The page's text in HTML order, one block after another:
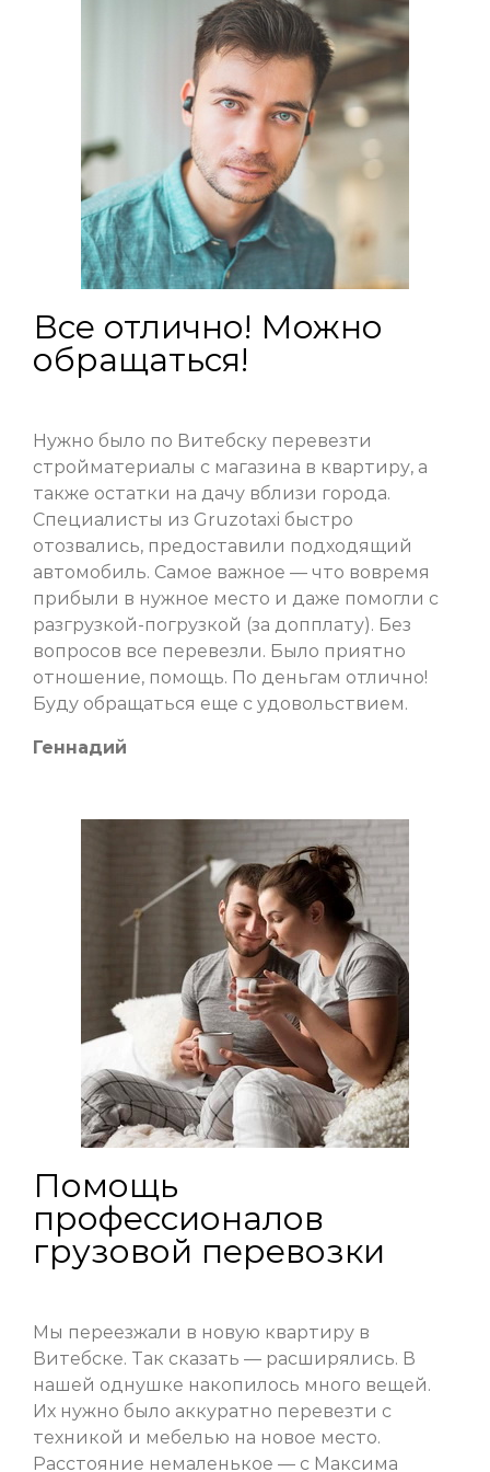
СОТРУДНИЧЕСТВО
Все отлично! Можно
обращаться!
Нужно было по Витебску перевезти
стройматериалы с магазина в квартиру, а
также остатки на дачу вблизи города.
Специалисты из Gruzotaxi быстро
отозвались, предоставили подходящий
автомобиль. Самое важное — что вовремя
прибыли в нужное место и даже помогли с
разгрузкой-погрузкой (за допплату). Без
вопросов все перевезли. Было приятно
отношение, помощь. По деньгам отлично!
Буду обращаться еще с удовольствием.
Геннадий
Помощь
профессионалов
грузовой перевозки
Мы переезжали в новую квартиру в
Витебске. Так сказать — расширялись. В
нашей однушке накопилось много вещей.
Их нужно было аккуратно перевезти с
техникой и мебелью на новое место.
Расстояние немаленькое — с Максима